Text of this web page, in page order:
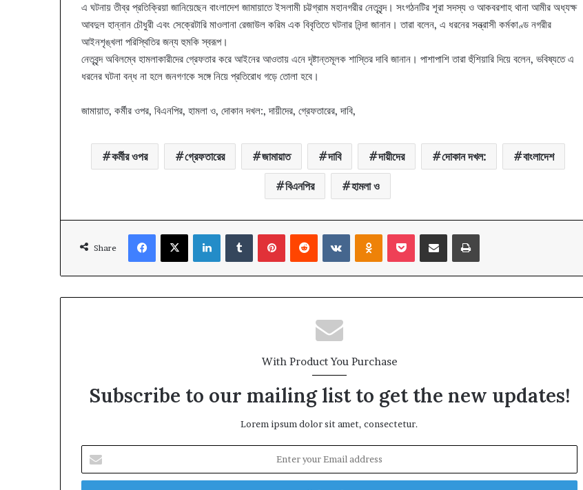
এ ঘটনায় তীব্র প্রতিক্রিয়া জানিয়েছেন বাংলাদেশ জামায়াতে ইসলামী চট্টগ্রাম মহানগরীর নেতৃবৃন্দ। সংগঠনটির শূরা সদস্য ও আকবরশাহ থানা আমীর অধ্যক্ষ
আবদুল হান্নান চৌধুরী এবং সেক্রেটারি মাওলানা রেজাউল করিম এক বিবৃতিতে ঘটনার নিন্দা জানান। তারা বলেন, এ ধরনের সন্ত্রাসী কর্মকাণ্ড নগরীর
আইনশৃঙ্খলা পরিস্থিতির জন্য হুমকি স্বরূপ।
নেতৃবৃন্দ অবিলম্বে হামলাকারীদের গ্রেফতার করে আইনের আওতায় এনে দৃষ্টান্তমূলক শাস্তির দাবি জানান। পাশাপাশি তারা হুঁশিয়ারি দিয়ে বলেন, ভবিষ্যতে এ
ধরনের ঘটনা বন্ধ না হলে জনগণকে সঙ্গে নিয়ে প্রতিরোধ গড়ে তোলা হবে।
জামায়াত, কর্মীর ওপর, বিএনপির, হামলা ও, দোকান দখল:, দায়ীদের, গ্রেফতারের, দাবি,
কর্মীর ওপর গ্রেফতারের জামায়াত দাবি দায়ীদের দোকান দখল: বাংলাদেশ
বিএনপির হামলা ও
Share
Facebook
X LinkedInTumblrPinterestReddit VKontakteOdnoklassniki
Pocket Share via Email Print
With Product You Purchase
Subscribe to our mailing list to get the new updates!
Lorem ipsum dolor sit amet, consectetur.
your
Email